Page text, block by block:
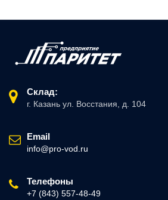
Склад:
г. Казань ул. Восстания, д. 104
Email
info@pro-vod.ru
Телефоны
+7 (843) 557-48-49